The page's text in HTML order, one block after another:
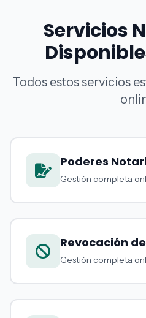
Servicios
Todos estos servicios
Poderes
Gestión completa
Revocación
Gestión completa